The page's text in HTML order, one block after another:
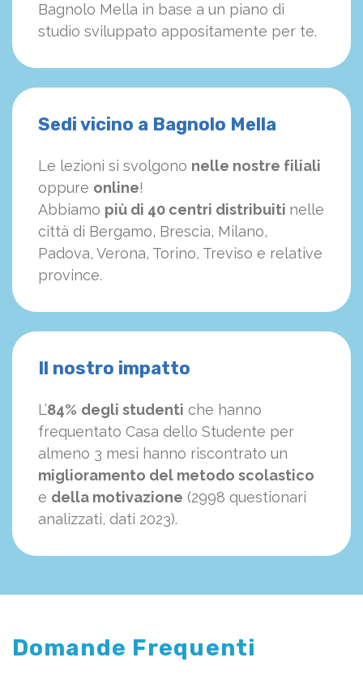
Bagnolo Mella in base a un piano di
studio sviluppato appositamente per te.
Sedi vicino a Bagnolo Mella
Le lezioni si svolgono nelle nostre filiali
oppure online!
Abbiamo più di 40 centri distribuiti nelle
città di Bergamo, Brescia, Milano,
Padova, Verona, Torino, Treviso e relative
province.
Il nostro impatto
L’84% degli studenti che hanno
frequentato Casa dello Studente per
almeno 3 mesi hanno riscontrato un
miglioramento del metodo scolastico
e della motivazione (2998 questionari
analizzati, dati 2023).
Domande Frequenti